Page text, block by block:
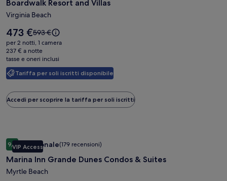
di
Boardwalk
Resort
and
Villas
Boardwalk Resort and Villas
Virginia Beach
Tariffa per soli iscritti disponibile
Il
prezzo
è
473 €
473 €Il
prezzo
era
593 €,
ottieni
maggiori
tariffa
593 €
per 2 notti, 1 camera
237 € a notte
tasse e oneri inclusi
Accedi per scoprire la tariffa per soli iscritti
Galleria
fotografica
di
Marina
VIP Access
9,49,4 su 10, Eccezionale, (179 recensioni)
Eccezionale(179 recensioni)
Marina Inn Grande Dunes Condos & Suites
Myrtle Beach
Marina Inn Grande Dunes Condos & Suites